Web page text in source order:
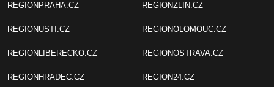
REGIONPRAHA.CZ
REGIONUSTI.CZ
REGIONLIBERECKO.CZ
REGIONHRADEC.CZ
REGIONZLIN.CZ
REGIONOLOMOUC.CZ
REGIONOSTRAVA.CZ
REGION24.CZ